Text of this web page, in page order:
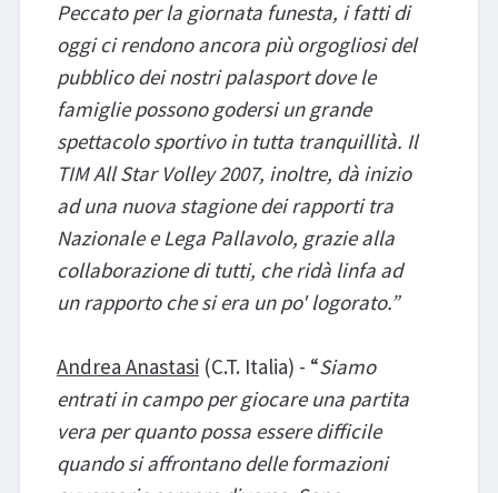
Peccato per la giornata funesta, i fatti di
oggi ci rendono ancora più orgogliosi del
pubblico dei nostri palasport dove le
famiglie possono godersi un grande
spettacolo sportivo in tutta tranquillità. Il
TIM All Star Volley 2007, inoltre, dà inizio
ad una nuova stagione dei rapporti tra
Nazionale e Lega Pallavolo, grazie alla
collaborazione di tutti, che ridà linfa ad
un rapporto che si era un po' logorato.”
Andrea Anastasi (C.T. Italia) - “Siamo
entrati in campo per giocare una partita
vera per quanto possa essere difficile
quando si affrontano delle formazioni